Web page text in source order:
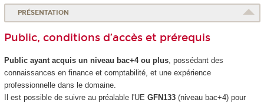
PRÉSENTATION
Public, conditions d’accès et prérequis
Public ayant acquis un niveau bac+4 ou plus, possédant des
connaissances en finance et comptabilité, et une expérience
professionnelle dans le domaine.
Il est possible de suivre au préalable l'UE GFN133(niveau bac+4) pour